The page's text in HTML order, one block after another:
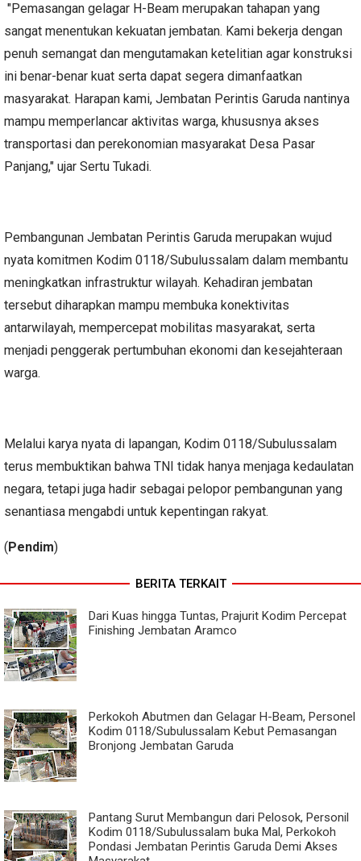
"Pemasangan gelagar H-Beam merupakan tahapan yang
sangat menentukan kekuatan jembatan. Kami bekerja dengan
penuh semangat dan mengutamakan ketelitian agar konstruksi
ini benar-benar kuat serta dapat segera dimanfaatkan
masyarakat. Harapan kami, Jembatan Perintis Garuda nantinya
mampu memperlancar aktivitas warga, khususnya akses
transportasi dan perekonomian masyarakat Desa Pasar
Panjang," ujar Sertu Tukadi.
Pembangunan Jembatan Perintis Garuda merupakan wujud
nyata komitmen Kodim 0118/Subulussalam dalam membantu
meningkatkan infrastruktur wilayah. Kehadiran jembatan
tersebut diharapkan mampu membuka konektivitas
antarwilayah, mempercepat mobilitas masyarakat, serta
menjadi penggerak pertumbuhan ekonomi dan kesejahteraan
warga.
Melalui karya nyata di lapangan, Kodim 0118/Subulussalam
terus membuktikan bahwa TNI tidak hanya menjaga kedaulatan
negara, tetapi juga hadir sebagai pelopor pembangunan yang
senantiasa mengabdi untuk kepentingan rakyat.
( Pendim)
BERITA TERKAIT
Dari Kuas hingga Tuntas, Prajurit Kodim Percepat
Finishing Jembatan Aramco
Perkokoh Abutmen dan Gelagar H-Beam, Personel
Kodim 0118/Subulussalam Kebut Pemasangan
Bronjong Jembatan Garuda
Pantang Surut Membangun dari Pelosok, Personil
Kodim 0118/Subulussalam buka Mal, Perkokoh
Pondasi Jembatan Perintis Garuda Demi Akses